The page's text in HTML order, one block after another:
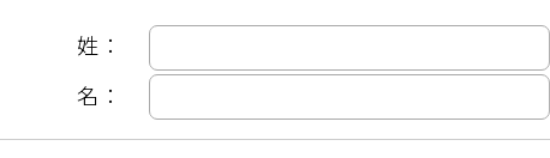
姓：
名：